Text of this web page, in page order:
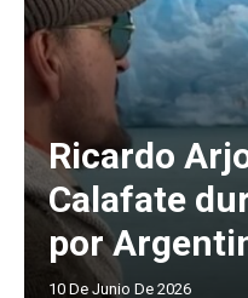
Ricardo
Calafate
por
10 De Junio De 2026